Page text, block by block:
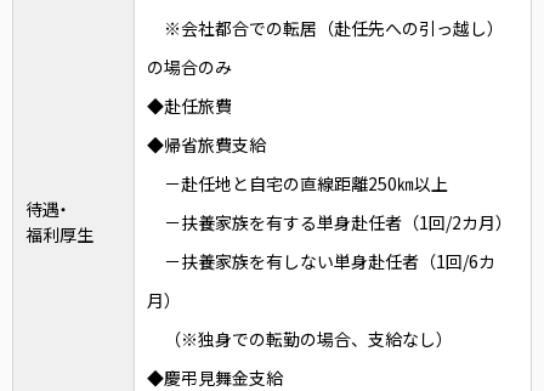
待遇・
福利厚生
※会社都合での転居（赴任先への引っ越し）
の場合のみ
◆赴任旅費
◆帰省旅費支給
－赴任地と自宅の直線距離250㎞以上
－扶養家族を有する単身赴任者（1回/2カ月）
－扶養家族を有しない単身赴任者（1回/6カ
月）
（※独身での転勤の場合、支給なし）
◆慶弔見舞金支給